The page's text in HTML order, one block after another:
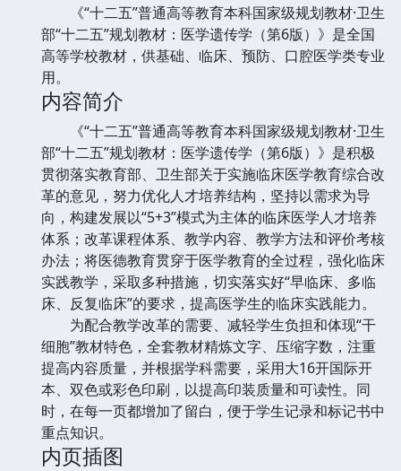
《“十二五”普通高等教育本科国家级规划教材·卫生
部“十二五”规划教材：医学遗传学（第6版）》是全国
高等学校教材，供基础、临床、预防、口腔医学类专业
用。
内容简介
《“十二五”普通高等教育本科国家级规划教材·卫生
部“十二五”规划教材：医学遗传学（第6版）》是积极
贯彻落实教育部、卫生部关于实施临床医学教育综合改
革的意见，努力优化人才培养结构，坚持以需求为导
向，构建发展以“5+3”模式为主体的临床医学人才培养
体系；改革课程体系、教学内容、教学方法和评价考核
办法；将医德教育贯穿于医学教育的全过程，强化临床
实践教学，采取多种措施，切实落实好“早临床、多临
床、反复临床”的要求，提高医学生的临床实践能力。
为配合教学改革的需要、减轻学生负担和体现“干
细胞”教材特色，全套教材精炼文字、压缩字数，注重
提高内容质量，并根据学科需要，采用大16开国际开
本、双色或彩色印刷，以提高印装质量和可读性。同
时，在每一页都增加了留白，便于学生记录和标记书中
重点知识。
内页插图